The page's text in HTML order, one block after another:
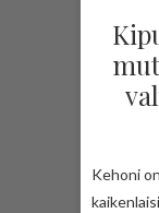
Kehoni